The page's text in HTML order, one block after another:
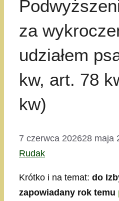
za
udziałem
kw, art. 78
kw)
7 czerwca 202628 maja
Rudak
Krótko i na temat: do
zapowiadany rok temu